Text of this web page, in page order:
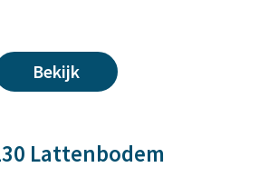
Bekijk
Lattenbodem